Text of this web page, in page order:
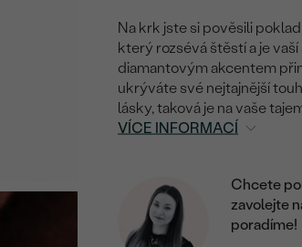
Na krk jste si pověsili
který rozsévá štěstí a je
diamantovým akcentem
ukrýváte své nejtajnější
lásky, taková je na vaše
VÍCE INFORMACÍ
Chcete
zavolejte
poradíme!